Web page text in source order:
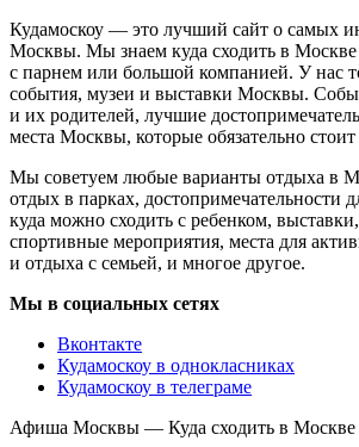
Кудамоскоу — это лучший сайт о самых
Москвы. Мы знаем куда сходить в Москве
с парнем или большой компанией. У нас
события, музеи и выставки Москвы.
и их родителей, лучшие
места Москвы, которые обязательно стоит
Мы советуем любые варианты отдыха в
отдых в парках, достопримечательности
куда можно сходить с ребенком,
спортивные мероприятия, места для
и отдыха с семьей, и многое другое.
Мы в социальных сетях
Вконтакте
Кудамоскоу в однокласниках
Кудамоскоу в телеграме
Афиша Москвы — Куда сходить в Москве